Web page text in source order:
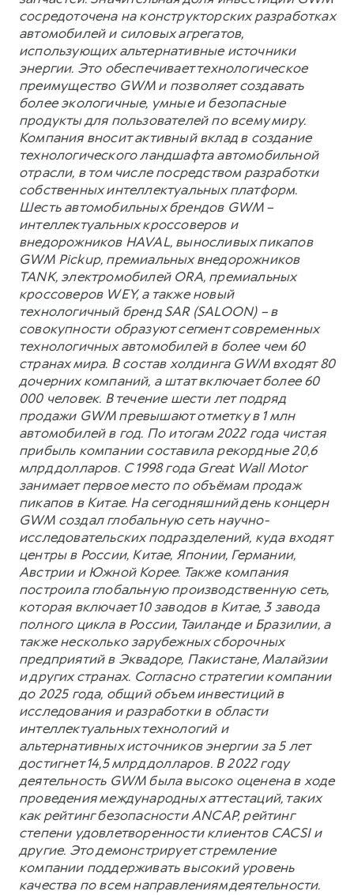
сосредоточена на конструкторских разработках
автомобилей и силовых агрегатов,
использующих альтернативные источники
энергии. Это обеспечивает технологическое
преимущество GWM и позволяет создавать
более экологичные, умные и безопасные
продукты для пользователей по всему миру.
Компания вносит активный вклад в создание
технологического ландшафта автомобильной
отрасли, в том числе посредством разработки
собственных интеллектуальных платформ.
Шесть автомобильных брендов GWM –
интеллектуальных кроссоверов и
внедорожников HAVAL, выносливых пикапов
GWM Pickup, премиальных внедорожников
TANK, электромобилей ORA, премиальных
кроссоверов WEY, а также новый
технологичный бренд SAR (SALOON) – в
совокупности образуют сегмент современных
технологичных автомобилей в более чем 60
странах мира. В состав холдинга GWM входят 80
дочерних компаний, а штат включает более 60
000 человек. В течение шести лет подряд
продажи GWM превышают отметку в 1 млн
автомобилей в год. По итогам 2022 года чистая
прибыль компании составила рекордные 20,6
млрд долларов. С 1998 года Great Wall Motor
занимает первое место по объёмам продаж
пикапов в Китае. На сегодняшний день концерн
GWM создал глобальную сеть научно-
исследовательских подразделений, куда входят
центры в России, Китае, Японии, Германии,
Австрии и Южной Корее. Также компания
построила глобальную производственную сеть,
которая включает 10 заводов в Китае, 3 завода
полного цикла в России, Таиланде и Бразилии, а
также несколько зарубежных сборочных
предприятий в Эквадоре, Пакистане, Малайзии
и других странах. Согласно стратегии компании
до 2025 года, общий объем инвестиций в
исследования и разработки в области
интеллектуальных технологий и
альтернативных источников энергии за 5 лет
достигнет 14,5 млрд долларов. В 2022 году
деятельность GWM была высоко оценена в ходе
проведения международных аттестаций, таких
как рейтинг безопасности ANCAP, рейтинг
степени удовлетворенности клиентов CACSI и
другие. Это демонстрирует стремление
компании поддерживать высокий уровень
качества по всем направлениям деятельности.